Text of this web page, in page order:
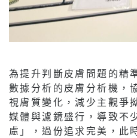
為提升判斷皮膚問題的精
數據分析的皮膚分析機，
視膚質變化，減少主觀爭
媒體與濾鏡盛行，導致不
慮」，過份追求完美，此